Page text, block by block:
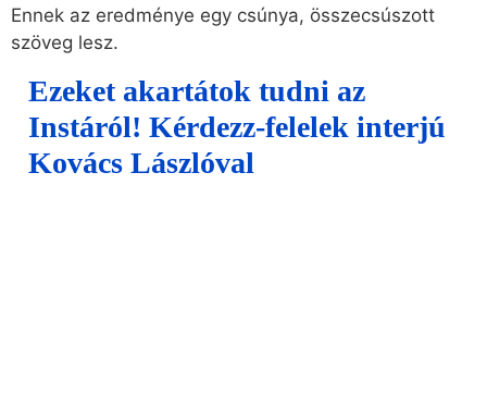
Ennek az eredménye egy csúnya, összecsúszott
szöveg lesz.
Ezeket akartátok tudni az
Instáról! Kérdezz-felelek interjú
Kovács Lászlóval